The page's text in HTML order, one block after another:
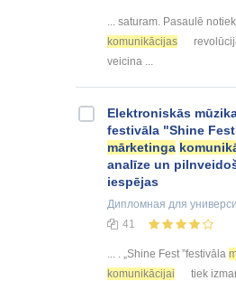
... saturam. Pasaulē notiek
komunikācijas
veicina ...
Elektroniskās
festivāla "Shine
mārketinga
analīze un
iespējas
Дипломная для
41
... . „Shine Fest ”festivāla
komunikācijai
tiek